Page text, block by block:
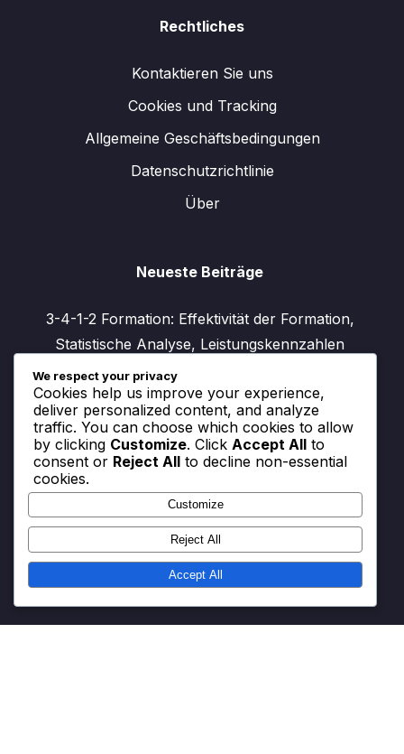
Rechtliches
Kontaktieren Sie uns
Cookies und Tracking
Allgemeine Geschäftsbedingungen
Datenschutzrichtlinie
Über
Neueste Beiträge
3-4-1-2 Formation: Effektivität der Formation,
Statistische Analyse, Leistungskennzahlen
3-4-1-2 Formation: Vielseitigkeit der Spieler,
Mehrfachrollenfähigkeiten, Anpassungsfähigkeit
3-4-1-2 Formation: Konterformationen, Reaktion
auf die Taktiken des Gegners, Anpassungsfähigkeit
3-4-1-2 Formation: Aufbauspiel, Pressing-Auslöser,
Gegenpressing
3-4-1-2 Formation: Offensive Variationen, Fluidität,
Angriffsoptionen
We respect your privacy
Cookies help us improve your experience,
deliver personalized content, and analyze
traffic. You can choose which cookies to allow
by clicking Customize. Click Accept All to
consent or Reject All to decline non-essential
cookies.
Customize
Reject All
Accept All